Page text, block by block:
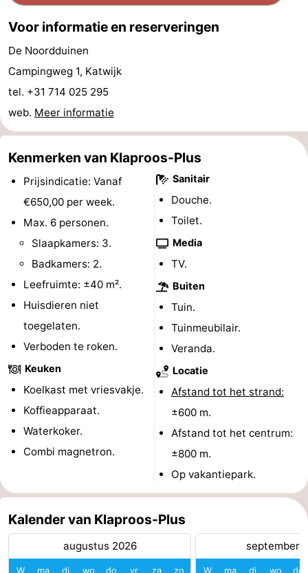
Paardrijden
Surfen
Eten
en
drinken
Evenementen
Praktisch
Forum
-
Nieuws
adressen
Regio
Noord-
Holland
-
Zee
Alkmaar
-
Egmond
Voor informatie en reserveringen
De Noordduinen
Campingweg 1, Katwijk
tel. +31 714 025 295
web. Meer informatie
Kenmerken van Klaproos-Plus
Prijsindicatie: Vanaf
€650,00 per week.
Max. 6 personen.
Slaapkamers: 3.
Badkamers: 2.
Leefruimte: ±40 m².
Huisdieren niet
toegelaten.
Verboden te roken.
Keuken
Koelkast met vriesvakje.
Koffieapparaat.
Waterkoker.
Combi magnetron.
Sanitair
Douche.
Toilet.
Media
TV.
Buiten
Tuin.
Tuinmeubilair.
Veranda.
Locatie
Afstand tot het strand:
±600 m.
Afstand tot het centrum:
±800 m.
Op vakantiepark.
Kalender van Klaproos-Plus
augustus 2026
W ma di wo do vr za zo
september
W ma di wo do